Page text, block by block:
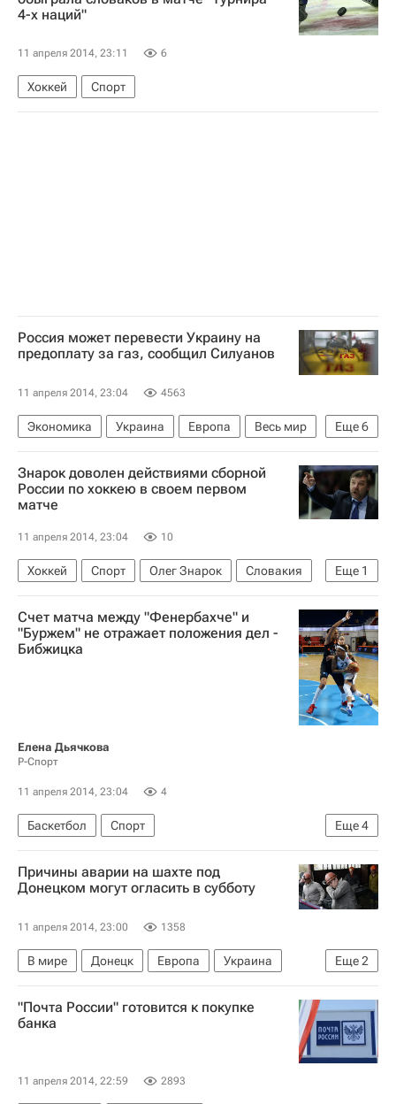
МВФ
4-х наций"
11 апреля 2014, 23:11 6
Хоккей Спорт
Россия может перевести Украину на
предоплату за газ, сообщил Силуанов
11 апреля 2014, 23:04 4563
Еще6
Экономика Украина Европа
Весь мир
Антон Силуанов
Газпром
Нафтогаз Украины
Министерство финансов Украины
Проблемы с оплатой российского газа Украиной
Россия
Знарок доволен действиями сборной
России по хоккею в своем первом
матче
11 апреля 2014, 23:04 10
Еще 1
Хоккей Спорт Олег Знарок
Словакия
Сборная России по хоккею с шайбой
Счет матча между "Фенербахче" и
"Буржем" не отражает положения дел -
Бибжицка
Елена Дьячкова
Р-Спорт
11 апреля 2014, 23:04 4
Еще4
Баскетбол
Спорт
"Финал восьми" женской баскетбольной Евролиги
Евролига FIBA (женщины)
Бурж
Причины аварии на шахте под
Донецком могут огласить в субботу
11 апреля 2014, 23:00 1358
Еще2
В мире Донецк Европа
Украина
Донецкая область
Весь мир
"Почта России" готовится к покупке
банка
11 апреля 2014, 22:59 2893